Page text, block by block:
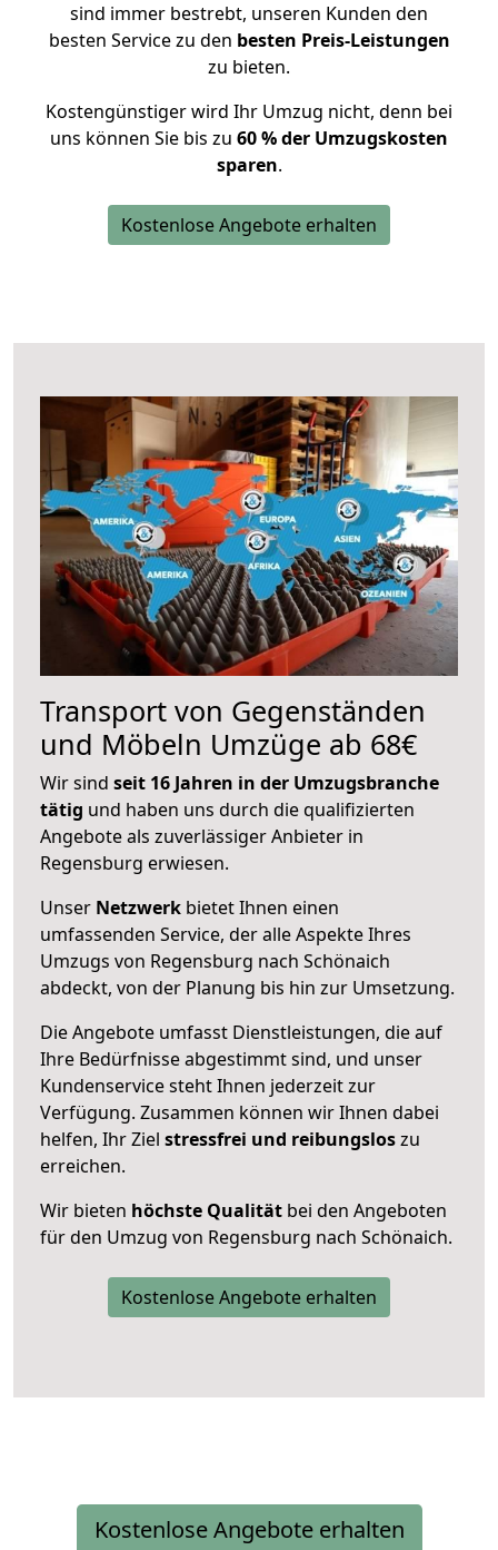
sind immer bestrebt, unseren Kunden den
besten Service zu den besten Preis-Leistungen
zu bieten.
Kostengünstiger wird Ihr Umzug nicht, denn bei
uns können Sie bis zu 60 % der Umzugskosten
sparen.
Kostenlose Angebote erhalten
Transport von Gegenständen
und Möbeln Umzüge ab 68€
Wir sind seit 16 Jahren in der Umzugsbranche
tätig und haben uns durch die qualifizierten
Angebote als zuverlässiger Anbieter in
Regensburg erwiesen.
Unser Netzwerk bietet Ihnen einen
umfassenden Service, der alle Aspekte Ihres
Umzugs von Regensburg nach Schönaich
abdeckt, von der Planung bis hin zur Umsetzung.
Die Angebote umfasst Dienstleistungen, die auf
Ihre Bedürfnisse abgestimmt sind, und unser
Kundenservice steht Ihnen jederzeit zur
Verfügung. Zusammen können wir Ihnen dabei
helfen, Ihr Ziel stressfrei und reibungsloszu
erreichen.
Wir bieten höchste Qualität bei den Angeboten
für den Umzug von Regensburg nach Schönaich.
Kostenlose Angebote erhalten
Kostenlose Angebote erhalten